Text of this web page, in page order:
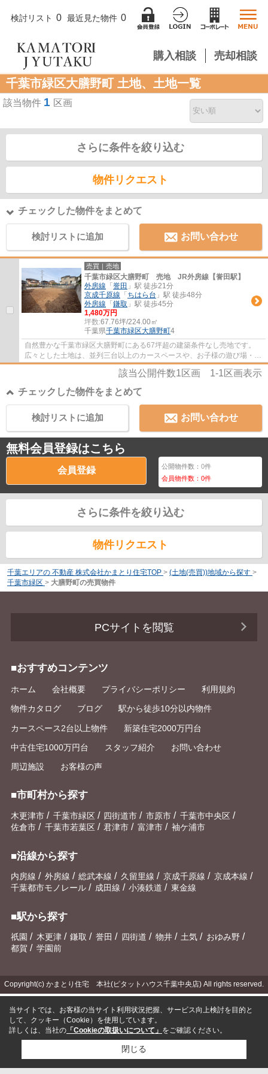
検討リスト 0 最近見た物件 0
購入相談 売却相談
千葉市緑区大膳野町 土地、土地一覧
該当物件 1 区画
さらに条件を絞り込む
物件リクエスト
チェックした物件をまとめて
検討リストに追加 お問い合わせ
売買｜売地
千葉市緑区大膳野町 売地 JR外房線【誉田駅】
外房線 「 誉田 」駅 徒歩21分
京成千原線 「 ちはら台 」駅 徒歩48分
外房線 「 鎌取 」駅 徒歩45分
1,480万円
坪数:67.76坪/224.00㎡
千葉県千葉市緑区大膳野町4
自然豊かな千葉市緑区大膳野町にある67坪超の建築条件なし売地です。
広々とした土地は、並列三台以上のカースペースや、お子様の遊び場・バ
ーベキューを楽しめる広いお庭、憧れの平屋...
該当公開件数1区画 1-1区画表示
チェックした物件をまとめて
お問い合わせ
検討リストに追加
無料会員登録はこちら
会員登録 公開物件数：0件
会員物件数：0件
さらに条件を絞り込む
物件リクエスト
千葉エリアの 不動産 株式会社かまとり住宅TOP > (土地(売買))地域から探す >
千葉市緑区 > 大膳野町の売買物件
PCサイトを閲覧
■おすすめコンテンツ
ホーム 会社概要 プライバシーポリシー 利用規約
物件カタログ ブログ 駅から徒歩10分以内物件
カースペース2台以上物件 新築住宅2000万円台
中古住宅1000万円台 スタッフ紹介 お問い合わせ
周辺施設 お客様の声
■市町村から探す
木更津市 / 千葉市緑区 / 四街道市 / 市原市 / 千葉市中央区 /
佐倉市 / 千葉市若葉区 / 君津市 / 富津市 / 袖ケ浦市
■沿線から探す
内房線 / 外房線 / 総武本線 / 久留里線 / 京成千原線 / 京成本線 /
千葉都市モノレール / 成田線 / 小湊鉄道 / 東金線
■駅から探す
祇園 / 木更津 / 鎌取 / 誉田 / 四街道 / 物井 / 土気 / おゆみ野 /
都賀 / 学園前
Copyright(c) かまとり住宅 本社(ピタットハウス千葉中央店) All rights reserved.
当サイトでは、お客様の当サイト利用状況把握、サービス向上検討を目的と
して、クッキー（Cookie）を使用しています。
詳しくは、当社の 「Cookieの取扱いについて」 をご確認ください。
閉じる